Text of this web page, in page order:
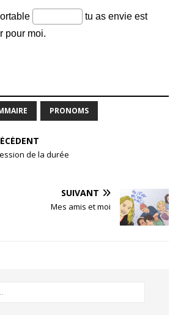
PRONOMS
de la durée
SUIVANT
Mes amis et moi